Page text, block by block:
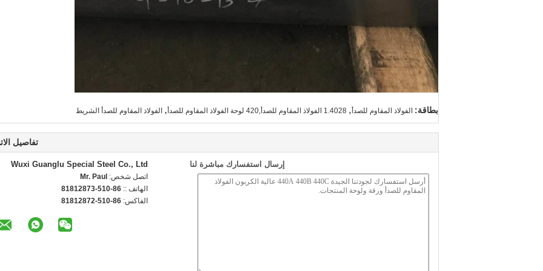
بطاقة: الفولاذ المقاوم للصدأ , 1.4028 الفولاذ المقاوم للصدأ,420 لوحة الفولاذ المقاوم للصدأ , الفولاذ المقاوم للصدأ الشريط
تفاصيل
Wuxi Guanglu Special Steel Co., Ltd
اتصل شخص: Mr. Paul
الهاتف :: 86-510-81812873
الفاكس: 86-510-81812872
إرسال استفسارك مباشرة لنا